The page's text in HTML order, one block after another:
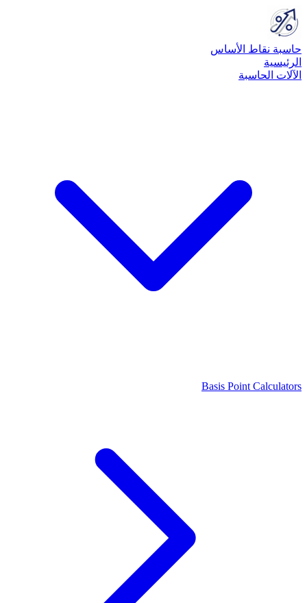
حاسبة نقاط الأساس
الرئيسية
الآلات الحاسبة
Basis Point Calculators